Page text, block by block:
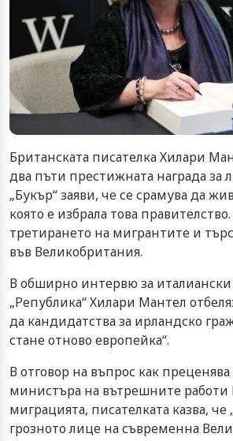
Британската писателка Хилари
два пъти престижната награда за
„Букър“ заяви, че се срамува да
която е избрала това
третирането на мигрантите и
във Великобритания.
В обширно интервю за
„Република“ Хилари Мантел
да кандидатства за ирландско
стане отново европейка“.
В отговор на въпрос как
министъра на вътрешните работи
миграцията, писателката казва,
грозното лице на съвременна